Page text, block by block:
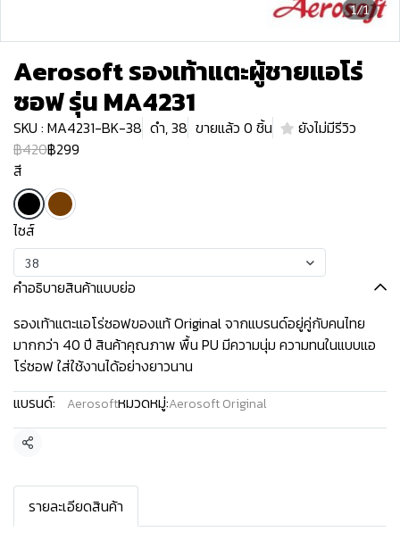
1/1
Aerosoft รองเท้าแตะผู้ชายแอโร่
ซอฟ รุ่น MA4231
SKU : MA4231-BK-38 ดำ, 38 ขายแล้ว 0 ชิ้น
ยังไม่มีรีวิว
฿420฿299
สี
ไซส์
38
คำอธิบายสินค้าแบบย่อ
รองเท้าแตะแอโร่ซอฟของแท้ Original จากแบรนด์อยู่คู่กับคนไทย
มากกว่า 40 ปี สินค้าคุณภาพ พื้น PU มีความนุ่ม ความทนในแบบแอ
โร่ซอฟ ใส่ใช้งานได้อย่างยาวนาน
แบรนด์:
Aerosoftหมวดหมู่:Aerosoft Original
แชร์
รายละเอียดสินค้า